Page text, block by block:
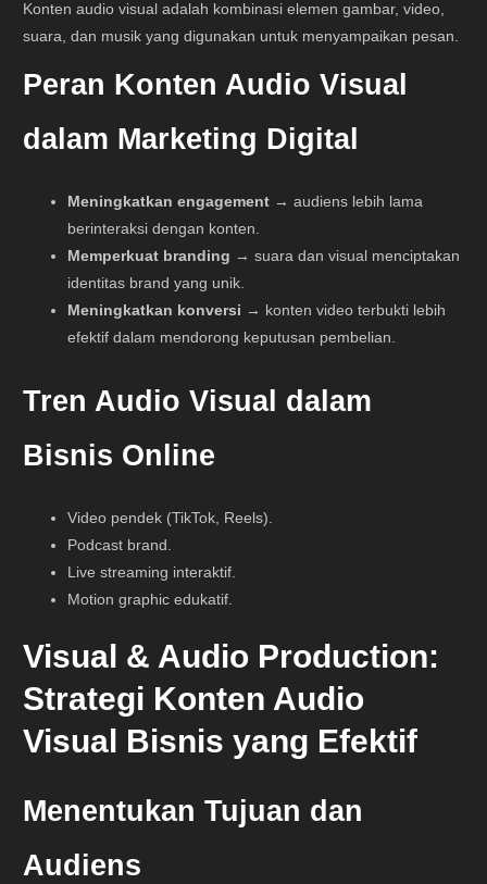
Konten audio visual adalah kombinasi elemen gambar, video,
suara, dan musik yang digunakan untuk menyampaikan pesan.
Peran Konten Audio Visual
dalam Marketing Digital
Meningkatkan engagement → audiens lebih lama
berinteraksi dengan konten.
Memperkuat branding → suara dan visual menciptakan
identitas brand yang unik.
Meningkatkan konversi → konten video terbukti lebih
efektif dalam mendorong keputusan pembelian.
Tren Audio Visual dalam
Bisnis Online
Video pendek (TikTok, Reels).
Podcast brand.
Live streaming interaktif.
Motion graphic edukatif.
Visual & Audio Production:
Strategi Konten Audio
Visual Bisnis yang Efektif
Menentukan Tujuan dan
Audiens